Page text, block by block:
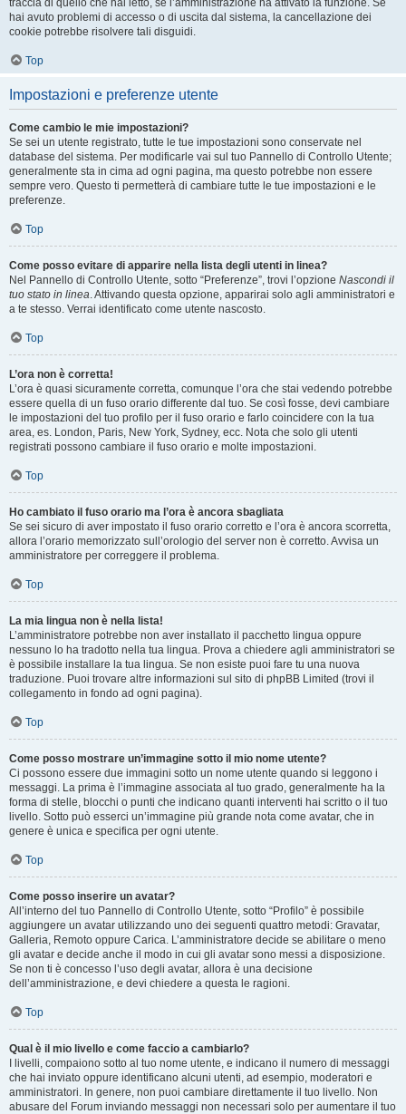
traccia di quello che hai letto, se l’amministrazione ha attivato la funzione. Se
hai avuto problemi di accesso o di uscita dal sistema, la cancellazione dei
cookie potrebbe risolvere tali disguidi.
Top
Impostazioni e preferenze utente
Come cambio le mie impostazioni?
Se sei un utente registrato, tutte le tue impostazioni sono conservate nel
database del sistema. Per modificarle vai sul tuo Pannello di Controllo Utente;
generalmente sta in cima ad ogni pagina, ma questo potrebbe non essere
sempre vero. Questo ti permetterà di cambiare tutte le tue impostazioni e le
preferenze.
Top
Come posso evitare di apparire nella lista degli utenti in linea?
Nel Pannello di Controllo Utente, sotto “Preferenze”, trovi l’opzione Nascondi il
tuo stato in linea. Attivando questa opzione, apparirai solo agli amministratori e
a te stesso. Verrai identificato come utente nascosto.
Top
L’ora non è corretta!
L’ora è quasi sicuramente corretta, comunque l’ora che stai vedendo potrebbe
essere quella di un fuso orario differente dal tuo. Se così fosse, devi cambiare
le impostazioni del tuo profilo per il fuso orario e farlo coincidere con la tua
area, es. London, Paris, New York, Sydney, ecc. Nota che solo gli utenti
registrati possono cambiare il fuso orario e molte impostazioni.
Top
Ho cambiato il fuso orario ma l’ora è ancora sbagliata
Se sei sicuro di aver impostato il fuso orario corretto e l’ora è ancora scorretta,
allora l’orario memorizzato sull’orologio del server non è corretto. Avvisa un
amministratore per correggere il problema.
Top
La mia lingua non è nella lista!
L’amministratore potrebbe non aver installato il pacchetto lingua oppure
nessuno lo ha tradotto nella tua lingua. Prova a chiedere agli amministratori se
è possibile installare la tua lingua. Se non esiste puoi fare tu una nuova
traduzione. Puoi trovare altre informazioni sul sito di phpBB Limited (trovi il
collegamento in fondo ad ogni pagina).
Top
Come posso mostrare un’immagine sotto il mio nome utente?
Ci possono essere due immagini sotto un nome utente quando si leggono i
messaggi. La prima è l’immagine associata al tuo grado, generalmente ha la
forma di stelle, blocchi o punti che indicano quanti interventi hai scritto o il tuo
livello. Sotto può esserci un’immagine più grande nota come avatar, che in
genere è unica e specifica per ogni utente.
Top
Come posso inserire un avatar?
All’interno del tuo Pannello di Controllo Utente, sotto “Profilo” è possibile
aggiungere un avatar utilizzando uno dei seguenti quattro metodi: Gravatar,
Galleria, Remoto oppure Carica. L’amministratore decide se abilitare o meno
gli avatar e decide anche il modo in cui gli avatar sono messi a disposizione.
Se non ti è concesso l’uso degli avatar, allora è una decisione
dell’amministrazione, e devi chiedere a questa le ragioni.
Top
Qual è il mio livello e come faccio a cambiarlo?
I livelli, compaiono sotto al tuo nome utente, e indicano il numero di messaggi
che hai inviato oppure identificano alcuni utenti, ad esempio, moderatori e
amministratori. In genere, non puoi cambiare direttamente il tuo livello. Non
abusare del Forum inviando messaggi non necessari solo per aumentare il tuo